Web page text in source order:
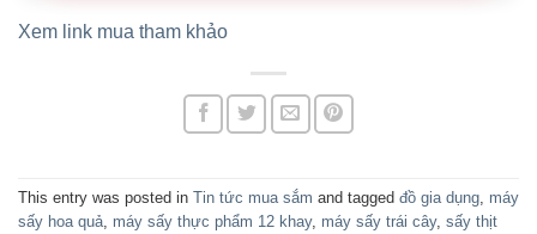
Xem link mua tham khảo
This entry was posted in Tin tức mua sắm and tagged đồ gia dụng, máy
sấy hoa quả, máy sấy thực phẩm 12 khay, máy sấy trái cây, sấy thịt